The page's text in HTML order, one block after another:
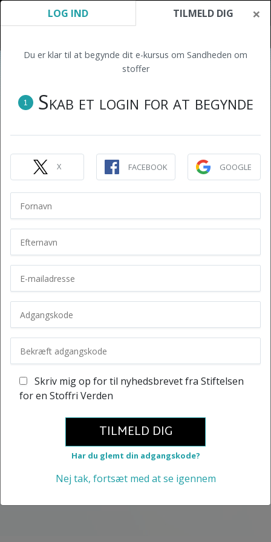
×
LOG IND TILMELD DIG
Du er klar til at begynde dit e-kursus om Sandheden om
stoffer
1 Skab et login for at begynde
X FACEBOOK GOOGLE
Skriv mig op for til nyhedsbrevet fra Stiftelsen
for en Stoffri Verden
TILMELD DIG
Har du glemt din adgangskode?
Nej tak, fortsæt med at se igennem